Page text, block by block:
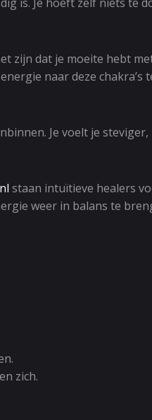
zijn dat je moeite hebt
naar deze chakra’s
Je voelt je
staan intuïtieve healers
weer in balans te
zich.